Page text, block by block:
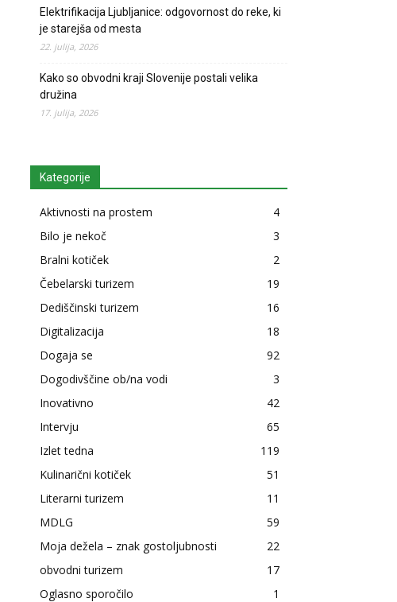
Elektrifikacija Ljubljanice: odgovornost do reke, ki
je starejša od mesta
22. julija, 2026
Kako so obvodni kraji Slovenije postali velika
družina
17. julija, 2026
Kategorije
Aktivnosti na prostem
4
Bilo je nekoč
3
Bralni kotiček
2
Čebelarski turizem
19
Dediščinski turizem
16
Digitalizacija
18
Dogaja se
92
Dogodivščine ob/na vodi
3
Inovativno
42
Intervju
65
Izlet tedna
119
Kulinarični kotiček
51
Literarni turizem
11
MDLG
59
Moja dežela – znak gostoljubnosti
22
obvodni turizem
17
Oglasno sporočilo
1